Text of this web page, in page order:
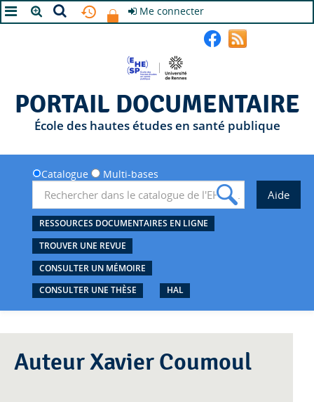
Me connecter
PORTAIL DOCUMENTAIRE
École des hautes études en santé publique
Catalogue Multi-bases
RESSOURCES DOCUMENTAIRES EN LIGNE
TROUVER UNE REVUE
CONSULTER UN MÉMOIRE
CONSULTER UNE THÈSE
HAL
Auteur Xavier Coumoul